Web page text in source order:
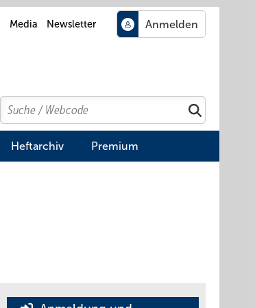
Media Newsletter
Search
Suchen
Heftarchiv Premium